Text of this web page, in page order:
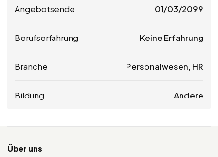
Angebotsende 01/03/2099
Berufserfahrung Keine Erfahrung
Branche Personalwesen, HR
Bildung Andere
Über uns